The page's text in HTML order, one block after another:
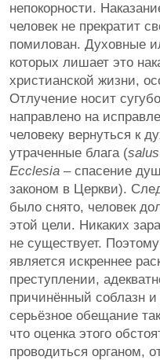
непокорности.
человек не прекратит
помилован. Духовные
которых лишает это
христианской жизни,
Отлучение носит
направлено на
человеку вернуться к
утраченные блага (
Ecclesia – спасение
законом в Церкви).
было снято, человек
этой цели. Никаких
не существует.
является искреннее
преступлении,
причинённый соблазн
серьёзное обещание
что оценка этого
проводиться органом,